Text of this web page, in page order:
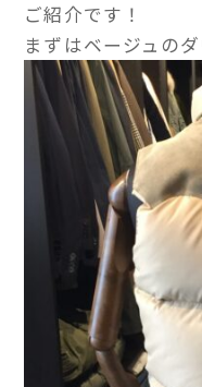
ご紹介です！
まずはベージュのダ